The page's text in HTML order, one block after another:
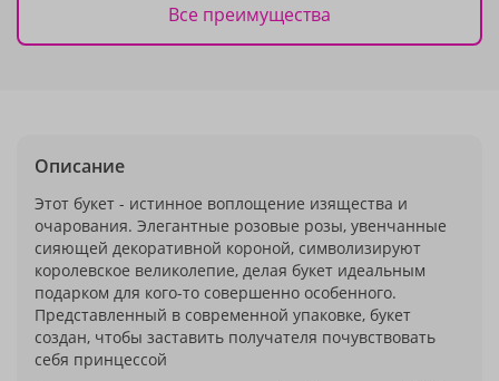
Все преимущества
Описание
Этот букет - истинное воплощение изящества и
очарования. Элегантные розовые розы, увенчанные
сияющей декоративной короной, символизируют
королевское великолепие, делая букет идеальным
подарком для кого-то совершенно особенного.
Представленный в современной упаковке, букет
создан, чтобы заставить получателя почувствовать
себя принцессой